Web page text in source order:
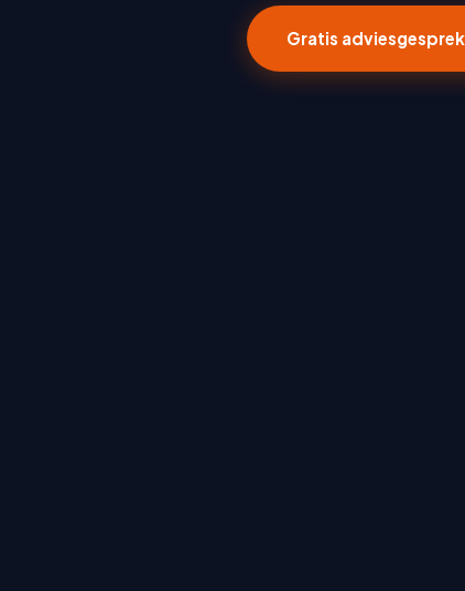
Gratis adviesgesprek